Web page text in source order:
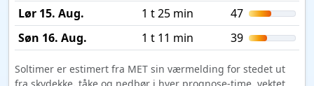
Lør 15. Aug.
1 t 25 min
47
Søn 16. Aug.
1 t 11 min 39
Soltimer er estimert fra MET sin værmelding for stedet ut